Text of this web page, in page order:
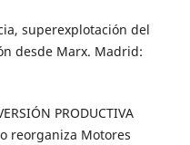
superexplotación del
desde Marx. Madrid:
PRODUCTIVA
reorganiza Motores